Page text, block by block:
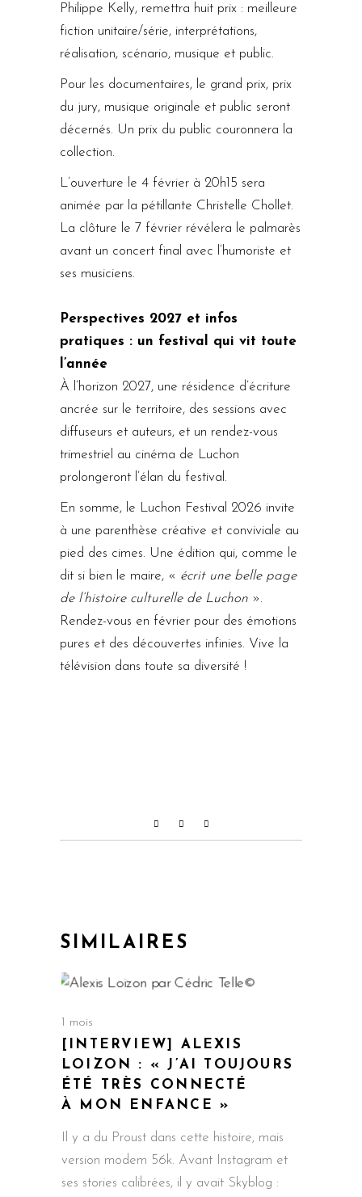
Philippe Kelly, remettra huit prix : meilleure
fiction unitaire/série, interprétations,
réalisation, scénario, musique et public.
Pour les documentaires, le grand prix, prix
du jury, musique originale et public seront
décernés. Un prix du public couronnera la
collection.
L’ouverture le 4 février à 20h15 sera
animée par la pétillante Christelle Chollet.
La clôture le 7 février révélera le palmarès
avant un concert final avec l’humoriste et
ses musiciens.
Perspectives 2027 et infos
pratiques : un festival qui vit toute
l’année
À l’horizon 2027, une résidence d’écriture
ancrée sur le territoire, des sessions avec
diffuseurs et auteurs, et un rendez-vous
trimestriel au cinéma de Luchon
prolongeront l’élan du festival.
En somme, le Luchon Festival 2026 invite
à une parenthèse créative et conviviale au
pied des cimes. Une édition qui, comme le
dit si bien le maire, « écrit une belle page
de l’histoire culturelle de Luchon ».
Rendez-vous en février pour des émotions
pures et des découvertes infinies. Vive la
télévision dans toute sa diversité !
SIMILAIRES
1 mois
[INTERVIEW] ALEXIS
LOIZON : « J’AI TOUJOURS
ÉTÉ TRÈS CONNECTÉ
À MON ENFANCE »
Il y a du Proust dans cette histoire, mais
version modem 56k. Avant Instagram et
ses stories calibrées, il y avait Skyblog :